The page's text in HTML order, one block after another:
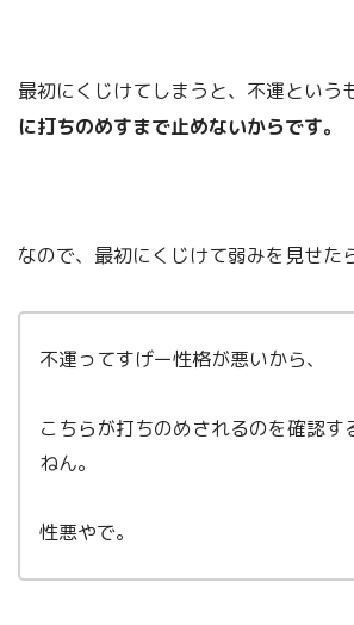
最初にくじけてしまうと、不運という
に打ちのめすまで止めないからです。
なので、最初にくじけて弱みを見せた
不運ってすげー性格が悪いから、
こちらが打ちのめされるのを確認す
ねん。
性悪やで。